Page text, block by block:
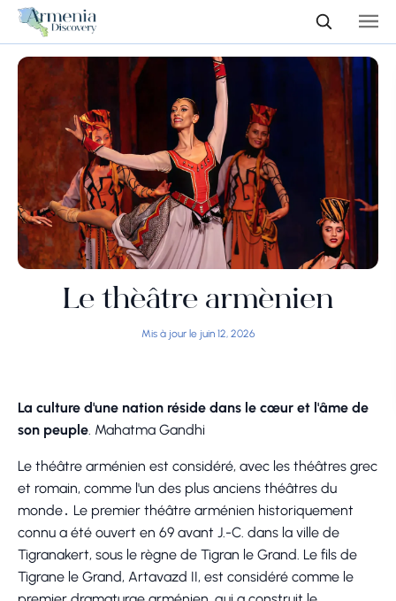
Le théâtre arménien
Mis à jour le juin 12, 2026
La culture d'une nation réside dans le cœur et l'âme de
son peuple. Mahatma Gandhi
Le théâtre arménien est considéré, avec les théâtres grec
et romain, comme l'un des plus anciens théâtres du
monde․ Le premier théâtre arménien historiquement
connu a été ouvert en 69 avant J.-C. dans la ville de
Tigranakert, sous le règne de Tigran le Grand. Le fils de
Tigrane le Grand, Artavazd II, est considéré comme le